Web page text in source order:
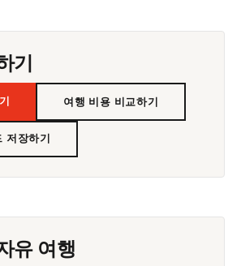
기
여행 비용 비교하기
저장하기
유 여행